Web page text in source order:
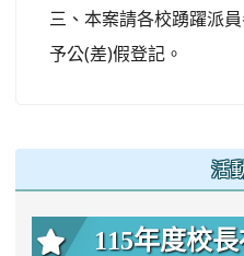
三、本案請各校踴躍派
予公(差)假登記。
活
115年度校